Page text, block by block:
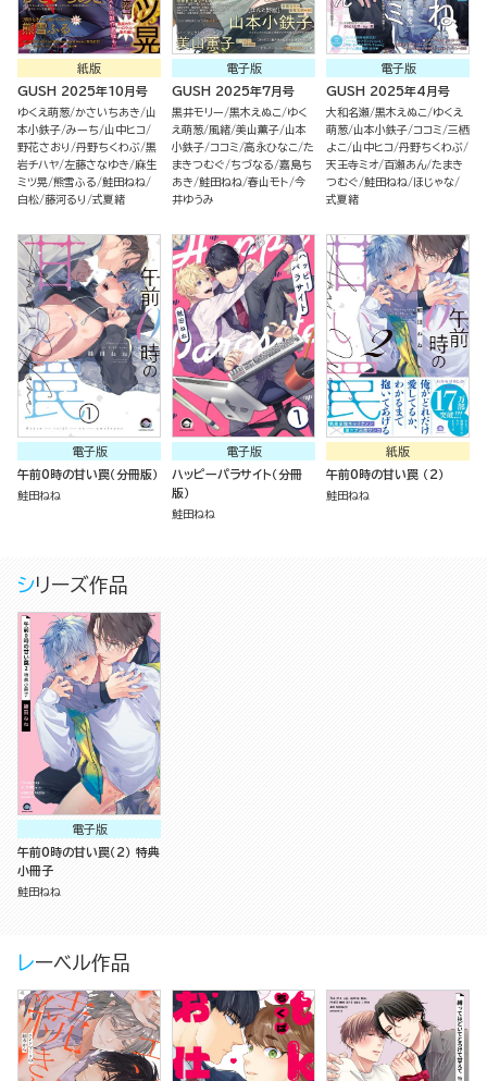
紙版
GUSH 2025年10月号
ゆくえ萌葱 かさいちあき
山
本小鉄子 みーち
山中ヒコ
野花さおり
丹野ちくわぶ 黒
岩チハヤ 左藤さなゆき 麻生
ミツ晃 熊雪ふる 鮭田ねね
白松 藤河るり 式夏緒
電子版
GUSH 2025年7月号
黒井モリー 黒木えぬこ
ゆく
え萌葱 風緒 美山薫子 山本
小鉄子 ココミ 高永ひなこ た
まきつむぐ
ちづなる 嘉島ち
あき 鮭田ねね 春山モト 今
井ゆうみ
電子版
GUSH 2025年4月号
大和名瀬 黒木えぬこ
ゆくえ
萌葱 山本小鉄子 ココミ 三栖
よこ
山中ヒコ 丹野ちくわぶ
天王寺ミオ 百瀬あん たまき
つむぐ 鮭田ねね
ほじゃな
式夏緒
電子版
午前0時の甘い罠（分冊版）
鮭田ねね
電子版
ハッピーパラサイト（分冊
版）
鮭田ねね
紙版
午前0時の甘い罠 （2）
鮭田ねね
シリーズ作品
電子版
午前0時の甘い罠（2） 特典
小冊子
鮭田ねね
レーベル作品